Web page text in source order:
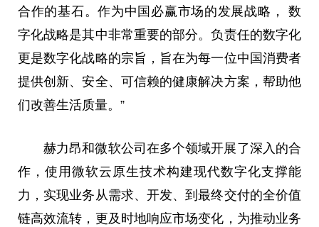
合作的基石。作为中国必赢市场的发展战略， 数
字化战略是其中非常重要的部分。负责任的数字化
更是数字化战略的宗旨，旨在为每一位中国消费者
提供创新、安全、可信赖的健康解决方案，帮助他
们改善生活质量。”
赫力昂和微软公司在多个领域开展了深入的合
作，使用微软云原生技术构建现代数字化支撑能
力，实现业务从需求、开发、到最终交付的全价值
链高效流转，更及时地响应市场变化，为推动业务